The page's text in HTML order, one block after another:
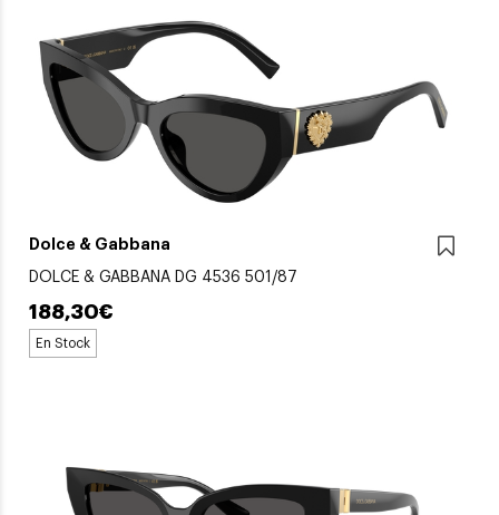
Dolce & Gabbana
DOLCE & GABBANA DG 4536 501/87
188,30€
En Stock